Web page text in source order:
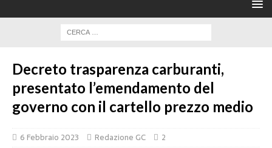
Decreto trasparenza carburanti,
presentato l’emendamento del
governo con il cartello prezzo medio
6 Febbraio 2023 Redazione GC 2